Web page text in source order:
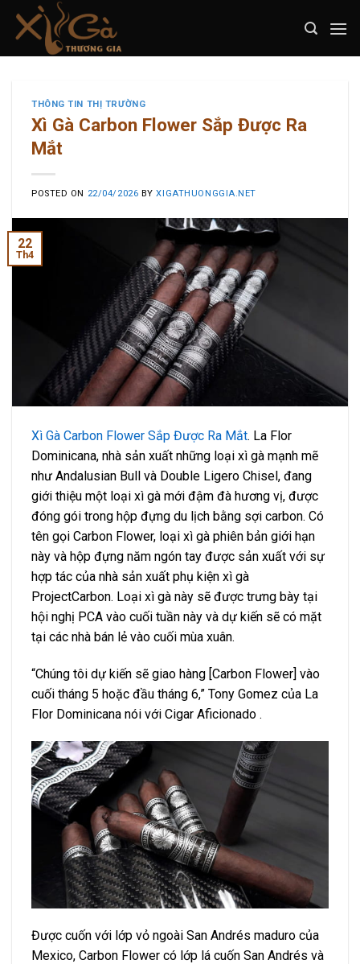
THÔNG TIN THỊ TRƯỜNG
Xì Gà Carbon Flower Sắp Được Ra
Mắt
POSTED ON 22/04/2026 BYXIGATHUONGGIA.NET
22
Th4
Xì Gà Carbon Flower Sắp Được Ra Mắt. La Flor
Dominicana, nhà sản xuất những loại xì gà mạnh mẽ
như Andalusian Bull và Double Ligero Chisel, đang
giới thiệu một loại xì gà mới đậm đà hương vị, được
đóng gói trong hộp đựng du lịch bằng sợi carbon. Có
tên gọi Carbon Flower, loại xì gà phiên bản giới hạn
này và hộp đựng năm ngón tay được sản xuất với sự
hợp tác của nhà sản xuất phụ kiện xì gà
ProjectCarbon. Loại xì gà này sẽ được trưng bày tại
hội nghị PCA vào cuối tuần này và dự kiến ​​sẽ có mặt
tại các nhà bán lẻ vào cuối mùa xuân.
“Chúng tôi dự kiến ​​sẽ giao hàng [Carbon Flower] vào
cuối tháng 5 hoặc đầu tháng 6,” Tony Gomez của La
Flor Dominicana nói với Cigar Aficionado .
Được cuốn với lớp vỏ ngoài San Andrés maduro của
Mexico, Carbon Flower có lớp lá cuốn San Andrés và